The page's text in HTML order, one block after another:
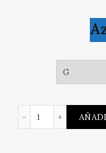
TANGA DE